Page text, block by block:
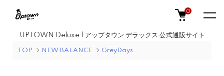
UPTOWN Deluxe | アップタウン デラックス 公式通販サイト
0
TOP NEW BALANCE GreyDays